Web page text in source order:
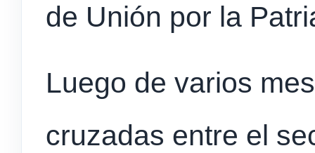
de Unión por la
Luego de varios
cruzadas entre el